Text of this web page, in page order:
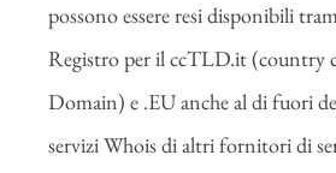
possono essere resi disponibili
Registro per il ccTLD.it (country
Domain) e .EU anche al di fuori
servizi Whois di altri fornitori di